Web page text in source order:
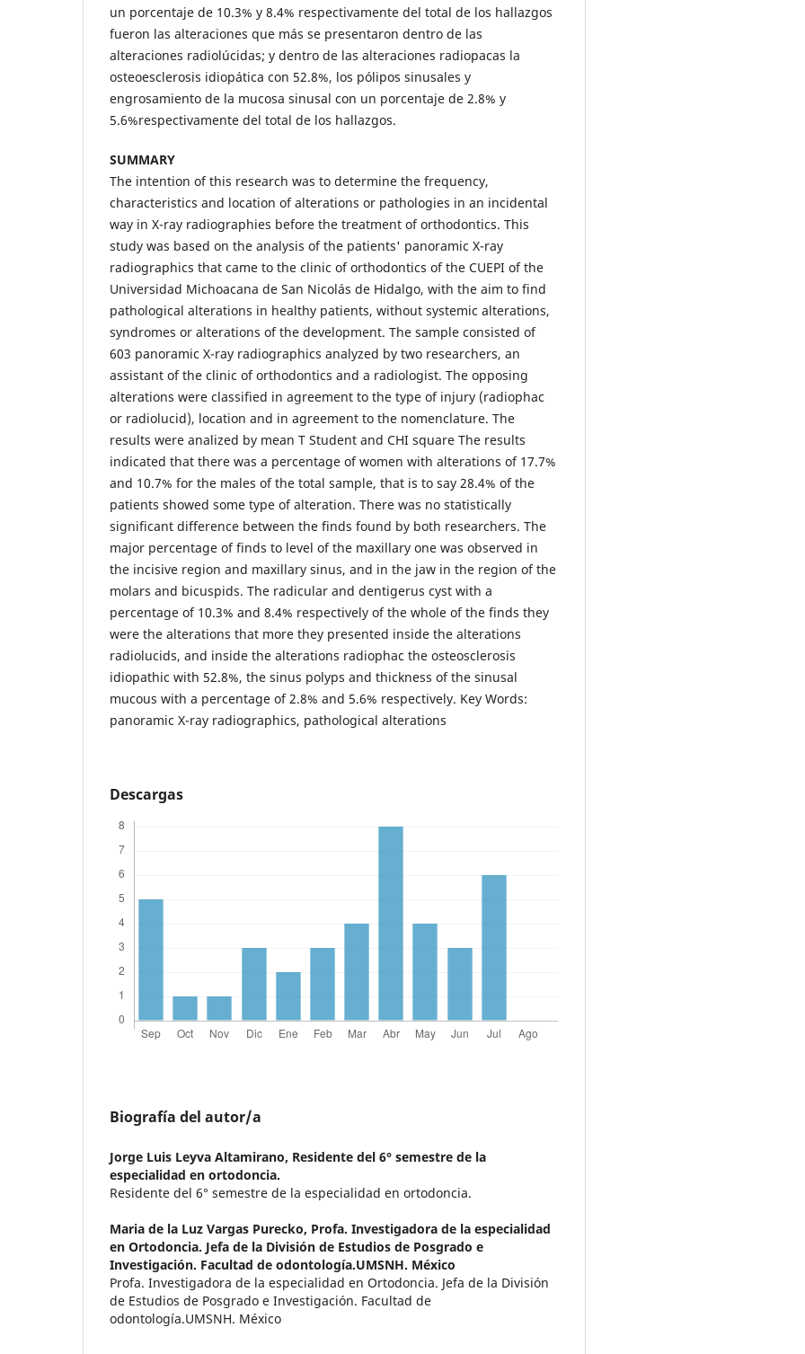
un porcentaje de 10.3% y 8.4% respectivamente del total de los hallazgos
fueron las alteraciones que más se presentaron dentro de las
alteraciones radiolúcidas; y dentro de las alteraciones radiopacas la
osteoesclerosis idiopática con 52.8%, los pólipos sinusales y
engrosamiento de la mucosa sinusal con un porcentaje de 2.8% y
5.6%respectivamente del total de los hallazgos.
SUMMARY
The intention of this research was to determine the frequency,
characteristics and location of alterations or pathologies in an incidental
way in X-ray radiographies before the treatment of orthodontics. This
study was based on the analysis of the patients' panoramic X-ray
radiographics that came to the clinic of orthodontics of the CUEPI of the
Universidad Michoacana de San Nicolás de Hidalgo, with the aim to find
pathological alterations in healthy patients, without systemic alterations,
syndromes or alterations of the development. The sample consisted of
603 panoramic X-ray radiographics analyzed by two researchers, an
assistant of the clinic of orthodontics and a radiologist. The opposing
alterations were classified in agreement to the type of injury (radiophac
or radiolucid), location and in agreement to the nomenclature. The
results were analized by mean T Student and CHI square The results
indicated that there was a percentage of women with alterations of 17.7%
and 10.7% for the males of the total sample, that is to say 28.4% of the
patients showed some type of alteration. There was no statistically
significant difference between the finds found by both researchers. The
major percentage of finds to level of the maxillary one was observed in
the incisive region and maxillary sinus, and in the jaw in the region of the
molars and bicuspids. The radicular and dentigerus cyst with a
percentage of 10.3% and 8.4% respectively of the whole of the finds they
were the alterations that more they presented inside the alterations
radiolucids, and inside the alterations radiophac the osteosclerosis
idiopathic with 52.8%, the sinus polyps and thickness of the sinusal
mucous with a percentage of 2.8% and 5.6% respectively. Key Words:
panoramic X-ray radiographics, pathological alterations
Descargas
Biografía del autor/a
Jorge Luis Leyva Altamirano, Residente del 6° semestre de la
especialidad en ortodoncia.
Residente del 6° semestre de la especialidad en ortodoncia.
Maria de la Luz Vargas Purecko, Profa. Investigadora de la especialidad
en Ortodoncia. Jefa de la División de Estudios de Posgrado e
Investigación. Facultad de odontología.UMSNH. México
Profa. Investigadora de la especialidad en Ortodoncia. Jefa de la División
de Estudios de Posgrado e Investigación. Facultad de
odontología.UMSNH. México